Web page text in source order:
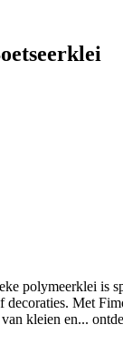
polymeerklei is
Met
kleien en...